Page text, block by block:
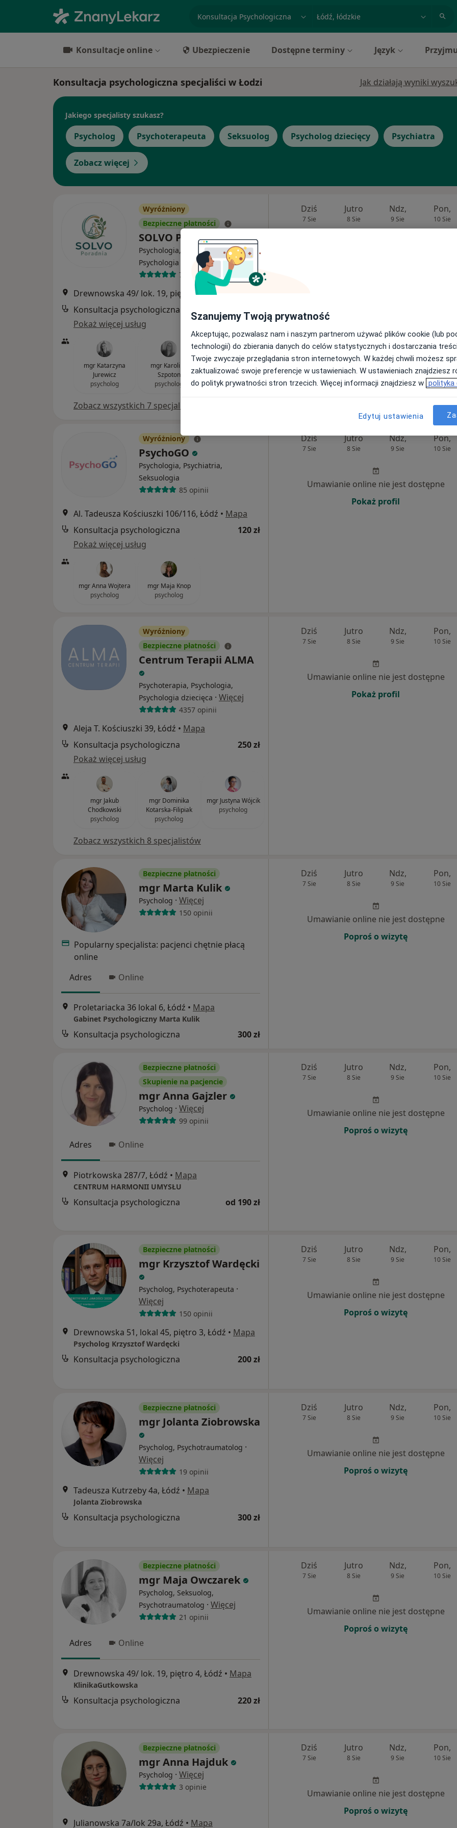
specjalizacja, badanie lub nazwiskomiasto lub dzielnica
Konsultacje online Ubezpieczenie Dostępne terminy Język
Konsultacja psychologiczna specjaliści w Łodzi Jak działają wyniki
Jakiego specjalisty szukasz?
Psycholog Psychoterapeuta Seksuolog Psycholog dziecięcy Psychiatra
Zobacz więcej
Wyróżniony
Bezpieczne płatności
SOLVO Poradnia
Psychologia, Psychoterapia,
Psychologia dziecięca·Więcej
760 opinii
Drewnowska 49/ lok. 19, piętro 4, Łódź
Konsultacja psychologiczna
160 zł
Pokaż więcej usług
mgr Katarzyna
Jurewicz
psycholog
mgr Karolina
Szpoton
psycholog
mgr Karolina
Gutkowska
psycholog
Zobacz wszystkich 7 specjalistów
Dziś
7 Sie
Jutro
8 Sie
Ndz,
9 Sie
Pon,
10 Sie
Wyróżniony
PsychoGO
Psychologia, Psychiatria,
Seksuologia
85 opinii
Al. Tadeusza Kościuszki 106/116, Łódź • Mapa
Konsultacja psychologiczna
120 zł
Pokaż więcej usług
mgr Anna Wojtera
psycholog
mgr Maja Knop
psycholog
Dziś
7 Sie
Jutro
8 Sie
Ndz,
9 Sie
Pon,
10 Sie
Umawianie online nie jest dostępne
Pokaż profil
Wyróżniony
Bezpieczne płatności
Centrum Terapii ALMA
Psychoterapia, Psychologia,
Psychologia dziecięca · Więcej
4357 opinii
Aleja T. Kościuszki 39, Łódź • Mapa
Konsultacja psychologiczna
250 zł
Pokaż więcej usług
mgr Jakub
Chodkowski
psycholog
mgr Dominika
Kotarska-Filipiak
psycholog
mgr Justyna Wójcik
psycholog
Zobacz wszystkich 8 specjalistów
Dziś
7 Sie
Jutro
8 Sie
Ndz,
9 Sie
Pon,
10 Sie
Umawianie online nie jest dostępne
Pokaż profil
Bezpieczne płatności
mgr Marta Kulik
Psycholog · Więcej
150 opinii
Popularny specjalista: pacjenci chętnie płacą
online
Adres
Online
Proletariacka 36 lokal 6, Łódź • Mapa
Gabinet Psychologiczny Marta Kulik
Konsultacja psychologiczna 300 zł
Dziś
7 Sie
Jutro
8 Sie
Ndz,
9 Sie
Pon,
10 Sie
Umawianie online nie jest dostępne
Poproś o wizytę
Bezpieczne płatności
Skupienie na pacjencie
mgr Anna Gajzler
Psycholog · Więcej
99 opinii
Adres Online
Piotrkowska 287/7, Łódź • Mapa
CENTRUM HARMONII UMYSŁU
Konsultacja psychologiczna od 190 zł
Dziś
7 Sie
Jutro
8 Sie
Ndz,
9 Sie
Pon,
10 Sie
Umawianie online nie jest dostępne
Poproś o wizytę
Bezpieczne płatności
mgr Krzysztof Wardęcki
Psycholog, Psychoterapeuta ·
Więcej
150 opinii
Drewnowska 51, lokal 45, piętro 3, Łódź • Mapa
Psycholog Krzysztof Wardęcki
Konsultacja psychologiczna 200 zł
Dziś
7 Sie
Jutro
8 Sie
Ndz,
9 Sie
Pon,
10 Sie
Umawianie online nie jest dostępne
Poproś o wizytę
Bezpieczne płatności
mgr Jolanta Ziobrowska
Psycholog, Psychotraumatolog ·
Więcej
19 opinii
Tadeusza Kutrzeby 4a, Łódź • Mapa
Jolanta Ziobrowska
Konsultacja psychologiczna 300 zł
Dziś
7 Sie
Jutro
8 Sie
Ndz,
9 Sie
Pon,
10 Sie
Umawianie online nie jest dostępne
Poproś o wizytę
Bezpieczne płatności
mgr Maja Owczarek
Psycholog, Seksuolog,
Psychotraumatolog · Więcej
21 opinii
Adres Online
Drewnowska 49/ lok. 19, piętro 4, Łódź • Mapa
KlinikaGutkowska
Konsultacja psychologiczna 220 zł
Dziś
7 Sie
Jutro
8 Sie
Ndz,
9 Sie
Pon,
10 Sie
Umawianie online nie jest dostępne
Poproś o wizytę
Bezpieczne płatności
mgr Anna Hajduk
Psycholog · Więcej
3 opinie
Julianowska 7a/lok 29a, Łódź • Mapa
Dziś
7 Sie
Jutro
8 Sie
Ndz,
9 Sie
Pon,
10 Sie
Umawianie online nie jest dostępne
Poproś o wizytę
Szanujemy Twoją prywatność
Akceptując, pozwalasz nam i naszym partnerom używać plików cookie (lub
technologii) do zbierania danych do celów statystycznych i dostarczania
Twoje zwyczaje przeglądania stron internetowych. W każdej chwili możesz
zaktualizować swoje preferencje w ustawieniach. W ustawieniach znajdziesz
do polityk prywatności stron trzecich. Więcej informacji znajdziesz w polityka
Edytuj ustawienia